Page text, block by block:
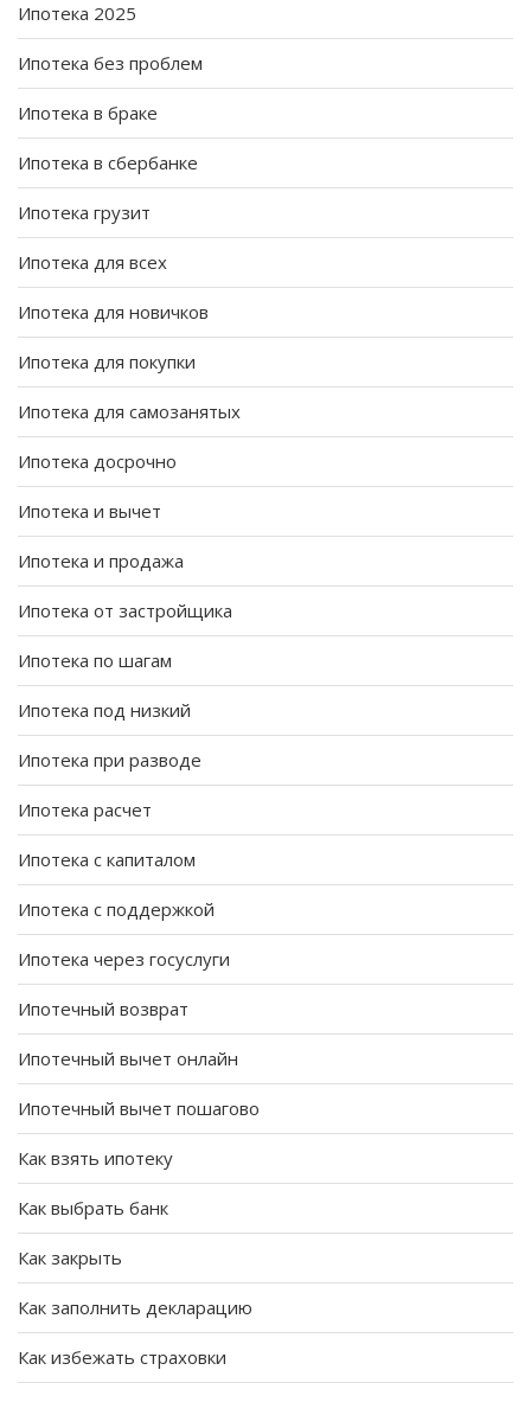
Ипотека 2025
Ипотека без проблем
Ипотека в браке
Ипотека в сбербанке
Ипотека грузит
Ипотека для всех
Ипотека для новичков
Ипотека для покупки
Ипотека для самозанятых
Ипотека досрочно
Ипотека и вычет
Ипотека и продажа
Ипотека от застройщика
Ипотека по шагам
Ипотека под низкий
Ипотека при разводе
Ипотека расчет
Ипотека с капиталом
Ипотека с поддержкой
Ипотека через госуслуги
Ипотечный возврат
Ипотечный вычет онлайн
Ипотечный вычет пошагово
Как взять ипотеку
Как выбрать банк
Как закрыть
Как заполнить декларацию
Как избежать страховки